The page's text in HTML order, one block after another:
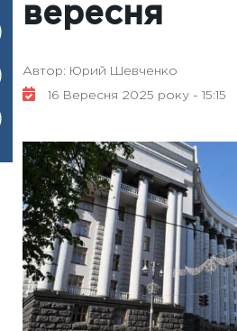
вересня
Автор: Юрий Шевченко
16 Вересня 2025 року - 15:15